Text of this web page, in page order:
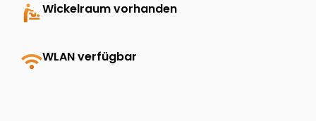
baby_changing_stationWickelraum vorhanden
wifiWLAN verfügbar